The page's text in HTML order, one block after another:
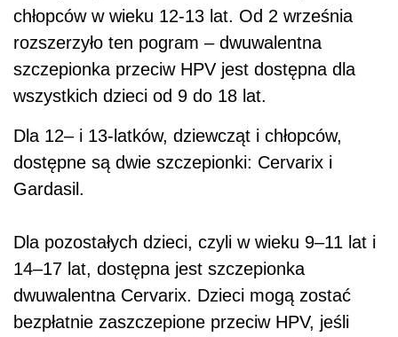
chłopców w wieku 12-13 lat. Od 2 września
rozszerzyło ten pogram – dwuwalentna
szczepionka przeciw HPV jest dostępna dla
wszystkich dzieci od 9 do 18 lat.
Dla 12– i 13-latków, dziewcząt i chłopców,
dostępne są dwie szczepionki: Cervarix i
Gardasil.
Dla pozostałych dzieci, czyli w wieku 9–11 lat i
14–17 lat, dostępna jest szczepionka
dwuwalentna Cervarix. Dzieci mogą zostać
bezpłatnie zaszczepione przeciw HPV, jeśli